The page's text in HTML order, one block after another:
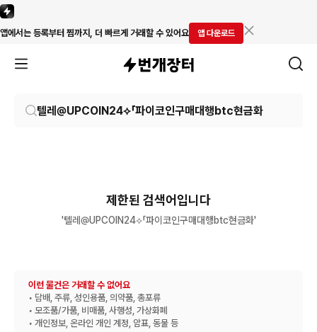
앱에서는 등록부터 찜까지, 더 빠르게 거래할 수 있어요 앱 다운로드
제한된 검색어입니다
'텔레@UPCOIN24⟡「파이코인구매대행btc현금화'
이런 물건은 거래할 수 없어요
• 담배, 주류, 성인용품, 의약품, 총포류
• 모조품/가품, 비매품, 사행성, 가상화폐
• 개인정보, 온라인 개인 계정, 암표, 동물 등